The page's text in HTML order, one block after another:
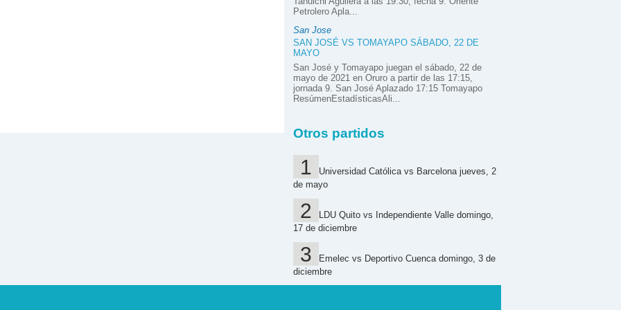
Petrolero Apla...
San Jose
SAN JOSÉ VS TOMAYAPO SÁBADO, 22 DE
MAYO
San José y Tomayapo juegan el sábado, 22 de
mayo de 2021 en Oruro a partir de las 17:15,
jornada 9. San José Aplazado 17:15 Tomayapo
ResúmenEstadísticasAli...
Otros partidos
Universidad Católica vs Barcelona jueves, 2
de mayo
LDU Quito vs Independiente Valle domingo,
17 de diciembre
Emelec vs Deportivo Cuenca domingo, 3 de
diciembre